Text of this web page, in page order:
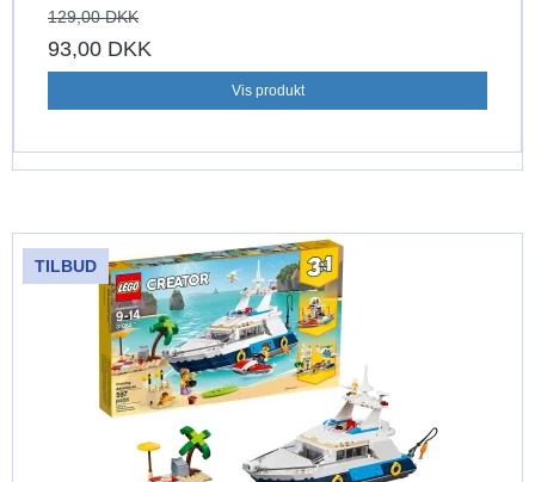
129,00 DKK
93,00 DKK
Vis produkt
TILBUD